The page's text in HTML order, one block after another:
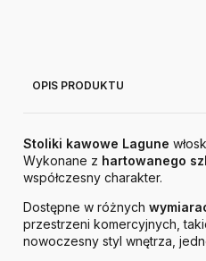
OPIS PRODUKTU
Stoliki kawowe Lagune
Wykonane z hartowanego
współczesny charakter.
Dostępne w różnych
przestrzeni komercyjnych,
nowoczesny styl wnętrza,